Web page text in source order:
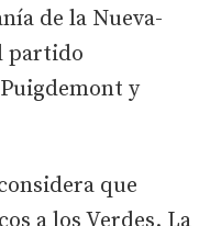
de la Nueva-
partido
y
que